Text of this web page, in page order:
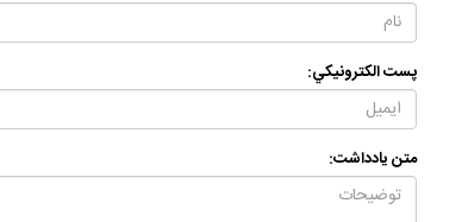
پست الكترونيكي:
متن يادداشت: